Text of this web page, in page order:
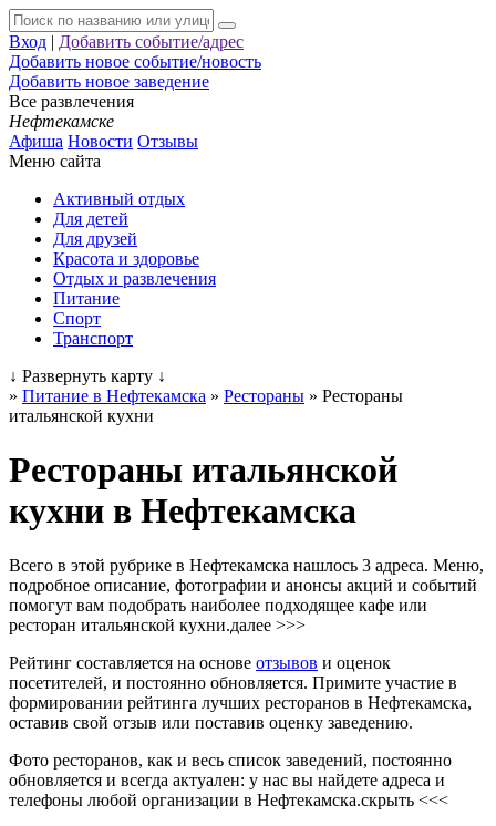
Вход | Добавить событие/адрес
Добавить новое событие/новость
Добавить новое заведение
Все развлечения
Нефтекамске
Афиша Новости Отзывы
Меню сайта
Активный отдых
Для детей
Для друзей
Красота и здоровье
Отдых и развлечения
Питание
Спорт
Транспорт
↓ Развернуть карту ↓
» Питание в Нефтекамска » Рестораны » Рестораны
итальянской кухни
Рестораны итальянской
кухни в Нефтекамска
Всего в этой рубрике в Нефтекамска нашлось 3 адреса. Меню,
подробное описание, фотографии и анонсы акций и событий
помогут вам подобрать наиболее подходящее кафе или
ресторан итальянской кухни.далее >>>
Рейтинг составляется на основе отзывов и оценок
посетителей, и постоянно обновляется. Примите участие в
формировании рейтинга лучших ресторанов в Нефтекамска,
оставив свой отзыв или поставив оценку заведению.
Фото ресторанов, как и весь список заведений, постоянно
обновляется и всегда актуален: у нас вы найдете адреса и
телефоны любой организации в Нефтекамска.скрыть <<<